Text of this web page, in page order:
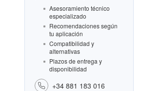
Asesoramiento técnico
especializado
Recomendaciones según
tu aplicación
Compatibilidad y
alternativas
Plazos de entrega y
disponibilidad
+34 881 183 016